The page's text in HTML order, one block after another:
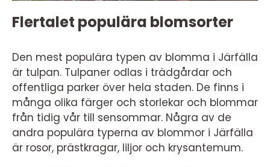
Flertalet populära blomsorter
Den mest populära typen av blomma i Järfälla
är tulpan. Tulpaner odlas i trädgårdar och
offentliga parker över hela staden. De finns i
många olika färger och storlekar och blommar
från tidig vår till sensommar. Några av de
andra populära typerna av blommor i Järfälla
är rosor, prästkragar, liljor och krysantemum.